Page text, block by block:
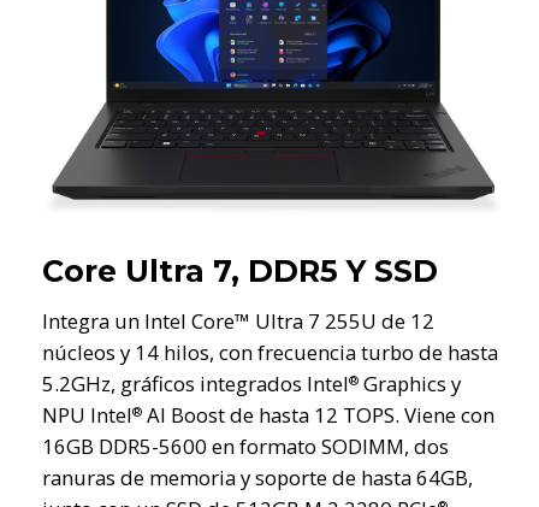
Core Ultra 7, DDR5 Y SSD
Integra un Intel Core™ Ultra 7 255U de 12
núcleos y 14 hilos, con frecuencia turbo de hasta
5.2GHz, gráficos integrados Intel® Graphics y
NPU Intel® AI Boost de hasta 12 TOPS. Viene con
16GB DDR5-5600 en formato SODIMM, dos
ranuras de memoria y soporte de hasta 64GB,